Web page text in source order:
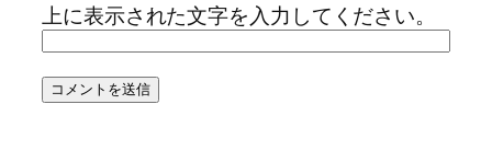
上に表示された文字を入力してください。